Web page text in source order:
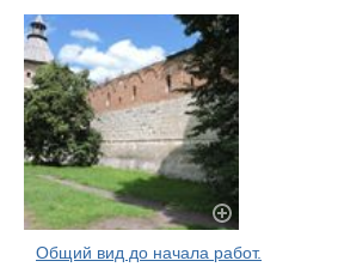
Общий вид до начала работ.